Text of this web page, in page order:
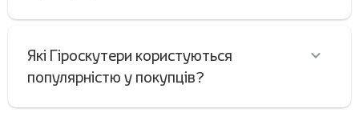
Які Гіроскутери користуються
популярністю у покупців?